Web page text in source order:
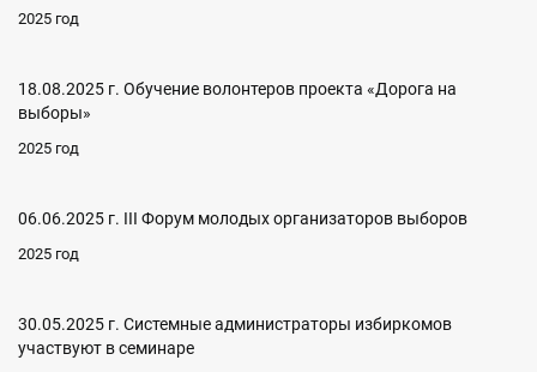
2025 год
18.08.2025 г. Обучение волонтеров проекта «Дорога на
выборы»
2025 год
06.06.2025 г. III Форум молодых организаторов выборов
2025 год
30.05.2025 г. Системные администраторы избиркомов
участвуют в семинаре